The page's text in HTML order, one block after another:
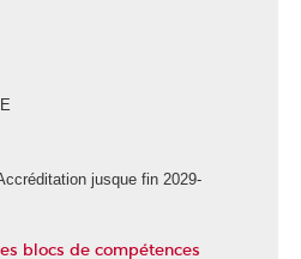
jusque fin 2029-
blocs de compétences